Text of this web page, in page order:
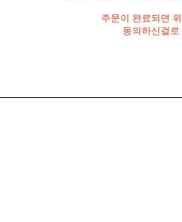
주문이 완료되면
동의하신걸